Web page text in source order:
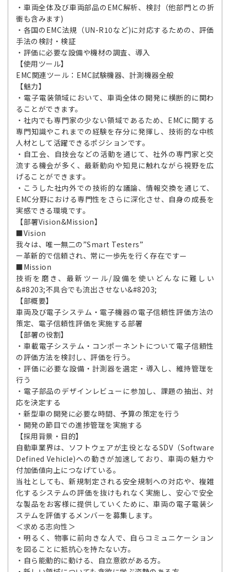
・車両全体及び車両部品のEMC解析、検討（他部門との折
衝も含みます)
・各国のEMC法規（UN-R10など)に対応するための、評価
手法の検討・検証
・評価に必要な設備や機材の調査、導入
【使用ツール】
EMC関連ツール：EMC試験機器、計測機器全般
【魅力】
・電子電装領域において、車両全体の開発に横断的に関わ
ることができます。
・社内でも専門家の少ない領域であるため、EMCに関する
専門知識やこれまでの経験を存分に発揮し、技術的な中核
人材として活躍できるポジションです。
・自工会、自技会などの活動を通じて、社外の専門家と交
流する機会が多く、最新動向や知見に触れながら視野を広
げることができます。
・こうした社内外での技術的な議論、情報交換を通じて、
EMC分野における専門性をさらに深化させ、自身の成長を
実感できる環境です。
【部署Vision&Mission】
■Vision
我々は、唯一無二の”Smart Testers”
ー革新的で信頼され、常に一歩先を行く存在です—
■Mission
技術を磨き、最新ツール/設備を使いどんなに難しい
&#8203;不具合でも流出させない&#8203;
【部概要】
車両及び電子システム・電子機器の電子信頼性評価方法の
策定、電子信頼性評価を実施する部署
【部署の役割】
・車載電子システム・コンポーネントについて電子信頼性
の評価方法を検討し、評価を行う。
・評価に必要な設備・計測器を選定・導入し、維持管理を
行う
・電子部品のデザインレビューに参加し、課題の抽出、対
応を決定する
・新型車の開発に必要な時間、予算の策定を行う
・開発の節目での進捗管理を実施する
【採用背景・目的】
自動車業界は、ソフトウェアが主役となるSDV（Software
Defined Vehicle)への動きが加速しており、車両の魅力や
付加価値向上につなげている。
当社としても、新規制定される安全規制への対応や、複雑
化するシステムの評価を抜けもれなく実施し、安心で安全
な製品をお客様に提供していくために、車両の電子電装シ
ステムを評価するメンバーを募集します。
＜求める志向性＞
・明るく、物事に前向きな人で、自らコミュニケーション
を図ることに抵抗心を持たない方。
・自ら能動的に動ける、自立意欲がある方。